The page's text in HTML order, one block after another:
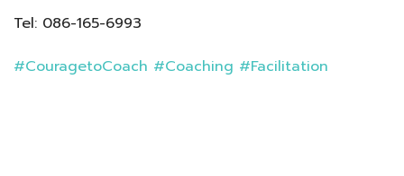
Tel: 086-165-6993
#CouragetoCoach #Coaching #Facilitation